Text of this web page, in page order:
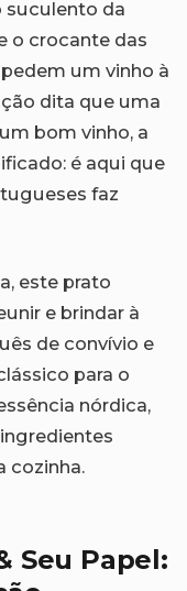
suculento da
o crocante das
um vinho à
dita que uma
bom vinho, a
é aqui que
faz
este prato
e brindar à
de convívio e
para o
nórdica,
cozinha.
Seu Papel: